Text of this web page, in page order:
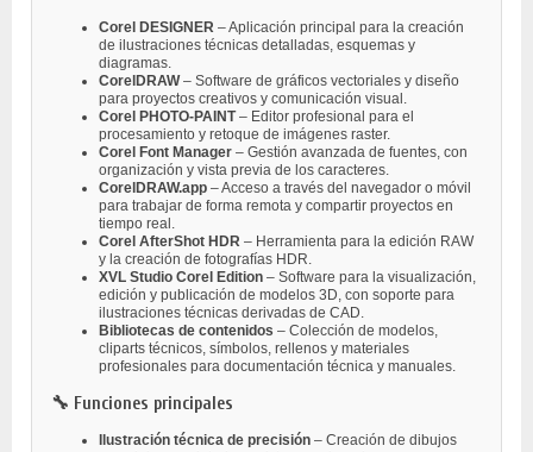
Corel DESIGNER – Aplicación principal para la creación
de ilustraciones técnicas detalladas, esquemas y
diagramas.
CorelDRAW– Software de gráficos vectoriales y diseño
para proyectos creativos y comunicación visual.
Corel PHOTO-PAINT– Editor profesional para el
procesamiento y retoque de imágenes raster.
Corel Font Manager – Gestión avanzada de fuentes, con
organización y vista previa de los caracteres.
CorelDRAW.app – Acceso a través del navegador o móvil
para trabajar de forma remota y compartir proyectos en
tiempo real.
Corel AfterShot HDR – Herramienta para la edición RAW
y la creación de fotografías HDR.
XVL Studio Corel Edition – Software para la visualización,
edición y publicación de modelos 3D, con soporte para
ilustraciones técnicas derivadas de CAD.
Bibliotecas de contenidos – Colección de modelos,
cliparts técnicos, símbolos, rellenos y materiales
profesionales para documentación técnica y manuales.
🔧 Funciones principales
Ilustración técnica de precisión – Creación de dibujos